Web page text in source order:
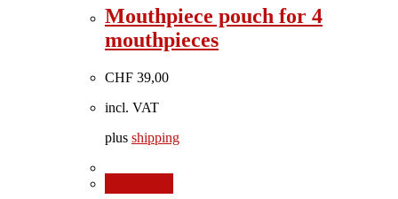
Mouthpiece pouch for 4
mouthpieces
CHF 39,00
incl. VAT
plus shipping